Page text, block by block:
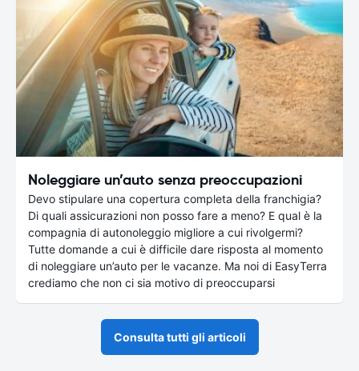
Noleggiare un’auto senza preoccupazioni
Devo stipulare una copertura completa della franchigia?
Di quali assicurazioni non posso fare a meno? E qual è la
compagnia di autonoleggio migliore a cui rivolgermi?
Tutte domande a cui è difficile dare risposta al momento
di noleggiare un’auto per le vacanze. Ma noi di EasyTerra
crediamo che non ci sia motivo di preoccuparsi
Consulta tutti gli articoli